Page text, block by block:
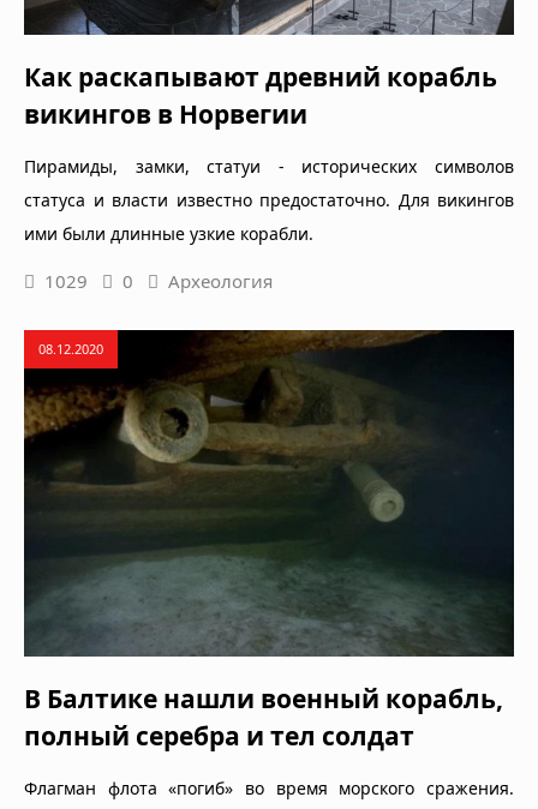
Как раскапывают древний корабль
викингов в Норвегии
Пирамиды, замки, статуи - исторических символов
статуса и власти известно предостаточно. Для викингов
ими были длинные узкие корабли.
1029 0 Археология
08.12.2020
В Балтике нашли военный корабль,
полный серебра и тел солдат
Флагман флота «погиб» во время морского сражения.